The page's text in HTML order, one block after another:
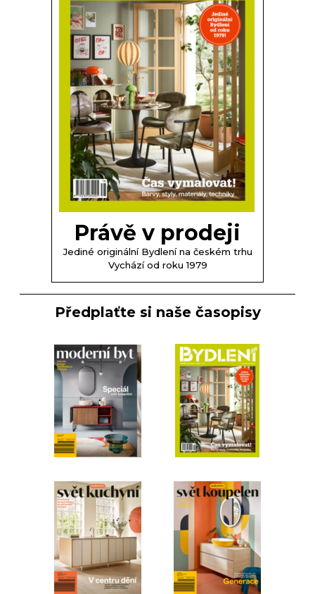
Právě v prodeji
Jediné originální Bydlení na českém trhu
Vychází od roku 1979
Předplaťte si naše časopisy